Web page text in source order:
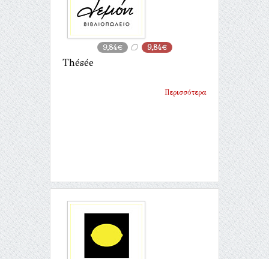
9,84€ 9,84€
Thésée
Περισσότερα